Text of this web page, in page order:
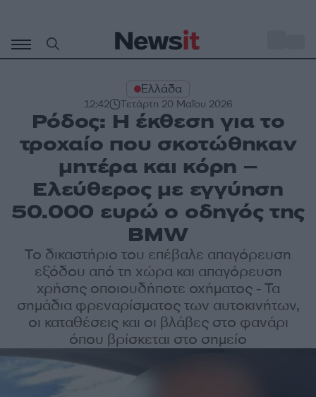
περιεχόμενο
Ελλάδα
12:42 Τετάρτη 20 Μαΐου 2026
Ρόδος: H έκθεση για το
τροχαίο που σκοτώθηκαν
μητέρα και κόρη –
Ελεύθερος με εγγύηση
50.000 ευρώ ο οδηγός της
BMW
Το δικαστήριο του επέβαλε απαγόρευση
εξόδου από τη χώρα και απαγόρευση
χρήσης οποιουδήποτε οχήματος - Τα
σημάδια φρεναρίσματος των αυτοκινήτων,
οι καταθέσεις και οι βλάβες στο φανάρι
όπου βρίσκεται στο σημείο